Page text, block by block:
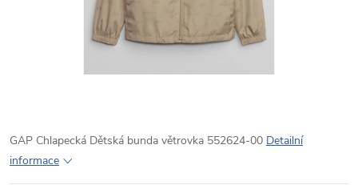
GAP Chlapecká Dětská bunda větrovka 552624-00 Detailní
informace